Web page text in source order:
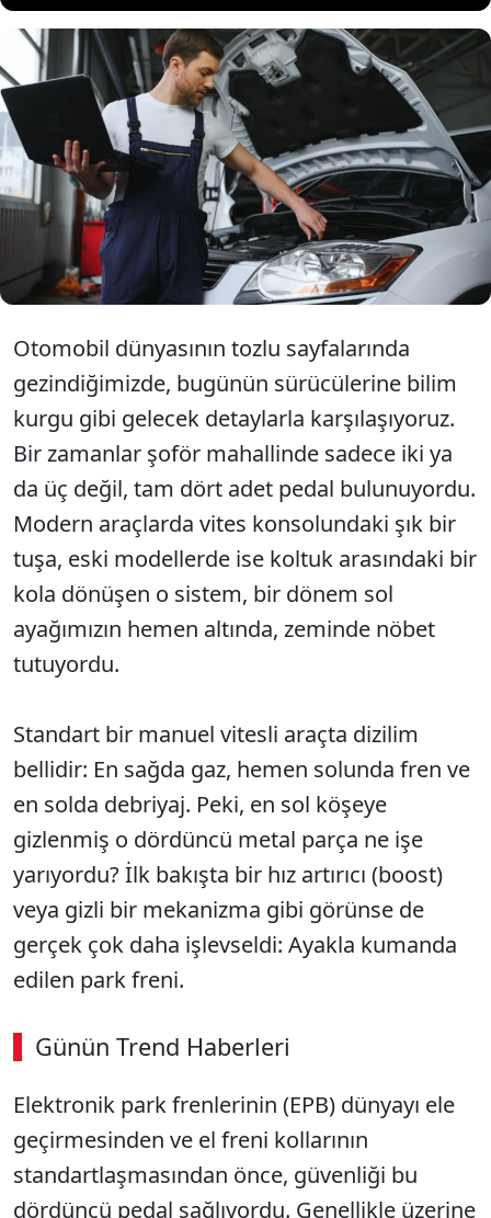
Eski araçlarda var olan ve günümüzde üretilen
arabalarda bulunmayan bir özelliği işlevi ortaya
çıktı. Eski model araçlarda bulunan bu özelliği
yıllarca kullanan sürücülerin bile gerçek
işlevinden haberi olmadığı ortaya çıktı. Meğer
orada olmasının gerçekte başka bir sebebi
varmış.
Otomobil dünyasının tozlu sayfalarında
gezindiğimizde, bugünün sürücülerine bilim
kurgu gibi gelecek detaylarla karşılaşıyoruz.
Bir zamanlar şoför mahallinde sadece iki ya
da üç değil, tam dört adet pedal bulunuyordu.
Modern araçlarda vites konsolundaki şık bir
tuşa, eski modellerde ise koltuk arasındaki bir
kola dönüşen o sistem, bir dönem sol
ayağımızın hemen altında, zeminde nöbet
tutuyordu.
Standart bir manuel vitesli araçta dizilim
bellidir: En sağda gaz, hemen solunda fren ve
en solda debriyaj. Peki, en sol köşeye
gizlenmiş o dördüncü metal parça ne işe
yarıyordu? İlk bakışta bir hız artırıcı (boost)
veya gizli bir mekanizma gibi görünse de
gerçek çok daha işlevseldi: Ayakla kumanda
edilen park freni.
Günün Trend Haberleri
00:02 / 08:43
Sesi Aç
Elektronik park frenlerinin (EPB) dünyayı ele
geçirmesinden ve el freni kollarının
standartlaşmasından önce, güvenliği bu
dördüncü pedal sağlıyordu. Genellikle üzerine